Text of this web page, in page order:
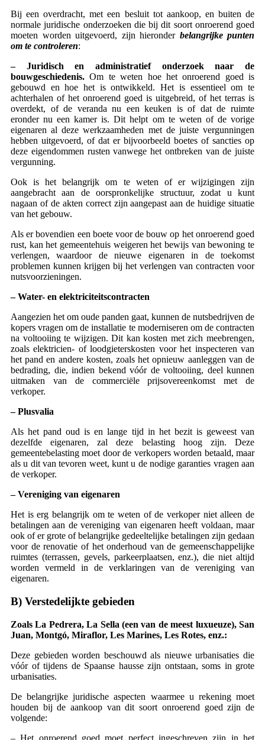
Bij een overdracht, met een besluit tot aankoop, en buiten de
normale juridische onderzoeken die bij dit soort onroerend goed
moeten worden uitgevoerd, zijn hieronder belangrijke punten
om te controleren:
– Juridisch en administratief onderzoek naar de
bouwgeschiedenis. Om te weten hoe het onroerend goed is
gebouwd en hoe het is ontwikkeld. Het is essentieel om te
achterhalen of het onroerend goed is uitgebreid, of het terras is
overdekt, of de veranda nu een keuken is of dat de ruimte
eronder nu een kamer is. Dit helpt om te weten of de vorige
eigenaren al deze werkzaamheden met de juiste vergunningen
hebben uitgevoerd, of dat er bijvoorbeeld boetes of sancties op
deze eigendommen rusten vanwege het ontbreken van de juiste
vergunning.
Ook is het belangrijk om te weten of er wijzigingen zijn
aangebracht aan de oorspronkelijke structuur, zodat u kunt
nagaan of de akten correct zijn aangepast aan de huidige situatie
van het gebouw.
Als er bovendien een boete voor de bouw op het onroerend goed
rust, kan het gemeentehuis weigeren het bewijs van bewoning te
verlengen, waardoor de nieuwe eigenaren in de toekomst
problemen kunnen krijgen bij het verlengen van contracten voor
nutsvoorzieningen.
– Water- en elektriciteitscontracten
Aangezien het om oude panden gaat, kunnen de nutsbedrijven de
kopers vragen om de installatie te moderniseren om de contracten
na voltooiing te wijzigen. Dit kan kosten met zich meebrengen,
zoals elektricien- of loodgieterskosten voor het inspecteren van
het pand en andere kosten, zoals het opnieuw aanleggen van de
bedrading, die, indien bekend vóór de voltooiing, deel kunnen
uitmaken van de commerciële prijsovereenkomst met de
verkoper.
– Plusvalia
Als het pand oud is en lange tijd in het bezit is geweest van
dezelfde eigenaren, zal deze belasting hoog zijn. Deze
gemeentebelasting moet door de verkopers worden betaald, maar
als u dit van tevoren weet, kunt u de nodige garanties vragen aan
de verkoper.
– Vereniging van eigenaren
Het is erg belangrijk om te weten of de verkoper niet alleen de
betalingen aan de vereniging van eigenaren heeft voldaan, maar
ook of er grote of belangrijke gedeeltelijke betalingen zijn gedaan
voor de renovatie of het onderhoud van de gemeenschappelijke
ruimtes (terrassen, gevels, parkeerplaatsen, enz.), die niet altijd
worden vermeld in de verklaringen van de vereniging van
eigenaren.
B) Verstedelijkte gebieden
Zoals La Pedrera, La Sella (een van de meest luxueuze), San
Juan, Montgó, Miraflor, Les Marines, Les Rotes, enz.:
Deze gebieden worden beschouwd als nieuwe urbanisaties die
vóór of tijdens de Spaanse hausse zijn ontstaan, soms in grote
urbanisaties.
De belangrijke juridische aspecten waarmee u rekening moet
houden bij de aankoop van dit soort onroerend goed zijn de
volgende:
– Het onroerend goed moet perfect ingeschreven zijn in het